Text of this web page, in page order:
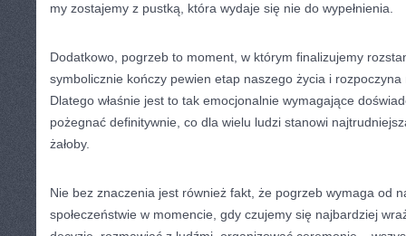
my zostajemy z pustką, która wydaje się nie do wypełnienia.
Dodatkowo, pogrzeb to moment, w którym finalizujemy
symbolicznie kończy pewien etap naszego życia i
Dlatego właśnie jest to tak emocjonalnie wymagające
pożegnać definitywnie, co dla wielu ludzi stanowi
żałoby.
Nie bez znaczenia jest również fakt, że pogrzeb wymaga od
społeczeństwie w momencie, gdy czujemy się najbardziej